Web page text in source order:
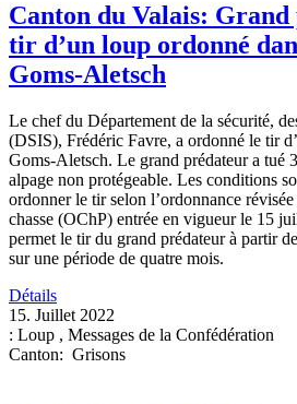
Canton du Valais:
tir d’un loup ordonné
Goms-Aletsch
Le chef du Département de la sécurité,
(DSIS), Frédéric Favre, a ordonné le tir
Goms-Aletsch. Le grand prédateur a tué
alpage non protégeable. Les conditions
ordonner le tir selon l’ordonnance
chasse (OChP) entrée en vigueur le 15
permet le tir du grand prédateur à partir
sur une période de quatre mois.
Détails
15. Juillet 2022
: Loup , Messages de la Confédération
Canton: Grisons